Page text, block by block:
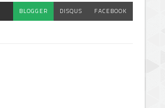
BLOGGER DISQUS FACEBOOK